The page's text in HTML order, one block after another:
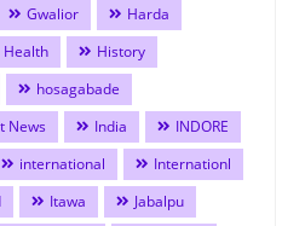
Gwalior
Harda
Health
History
hosagabade
News India
INDORE
international
Internationl
Itawa
Jabalpu